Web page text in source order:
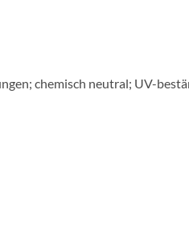
chemisch neutral; UV-